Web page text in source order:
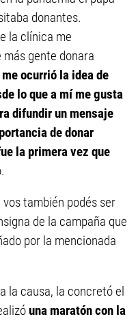
donantes.
la clínica me
gente donara
ocurrió la idea de
lo que a mí me gusta
difundir un mensaje
de donar
la primera vez que
vos también podés ser
de la campaña que
por la mencionada
la causa, la concretó el
una maratón con la